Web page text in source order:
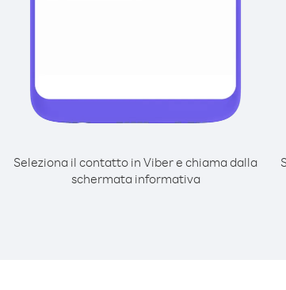
Seleziona il contatto in Viber e chiama dalla
schermata informativa